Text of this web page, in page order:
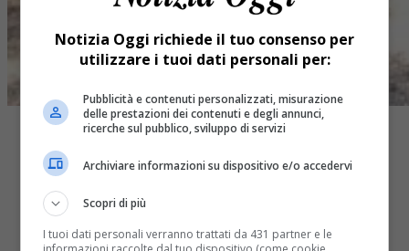
Share
Tweet
Notizia Oggi richiede il tuo consenso per
utilizzare i tuoi dati personali per:
Pubblicità e contenuti personalizzati, misurazione
delle prestazioni dei contenuti e degli annunci,
ricerche sul pubblico, sviluppo di servizi
Archiviare informazioni su dispositivo e/o accedervi
Scopri di più
I tuoi dati personali verranno trattati da 431 partner e le